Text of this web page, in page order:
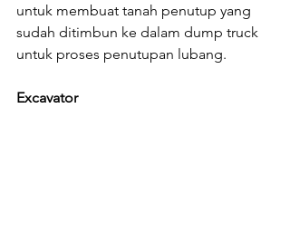
untuk membuat tanah penutup yang
sudah ditimbun ke dalam dump truck
untuk proses penutupan lubang.
Excavator